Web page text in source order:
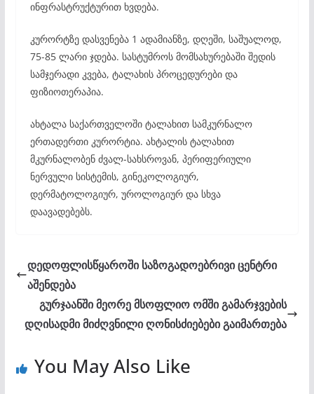
ინფრასტრუქტურით ხვდება.
კურორტზე დასვენება 1 ადამიანზე, დღეში, საშუალოდ,
75-85 ლარი ჯდება. სასტუმროს მომსახურებაში შედის
სამჯერადი კვება, ტალახის პროცედურები და
ფიზიოთერაპია.
ახტალა საქართველოში ტალახით სამკურნალო
ერთადერთი კურორტია. ახტალის ტალახით
მკურნალობენ ძვალ-სახსროვან, პერიფერიული
ნერვული სისტემის, გინეკოლოგიურ,
დერმატოლოგიურ, უროლოგიურ და სხვა
დაავადებებს.
დედოფლისწყაროში საზოგადოებრივი ცენტრი
აშენდება
გურჯაანში მეორე მსოფლიო ომში გამარჯვების
დღისადმი მიძღვნილი ღონისძიებები გაიმართება
You May Also Like